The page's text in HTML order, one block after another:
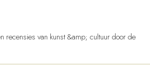
kunst &amp; cultuur door de